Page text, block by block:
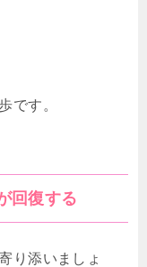
です。
回復する
り添いましょ